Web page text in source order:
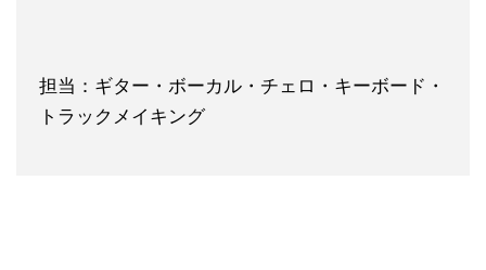
担当：ギター・ボーカル・チェロ・キーボード・
トラックメイキング